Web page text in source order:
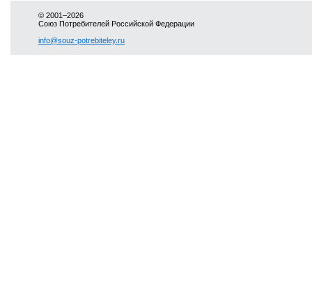
© 2001–2026
Союз Потребителей Российской Федерации
info@souz-potrebiteley.ru